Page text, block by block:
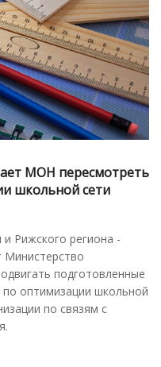
МОН пересмотреть
школьной сети
Рижского региона -
Министерство
подготовленные
оптимизации школьной
по связям с